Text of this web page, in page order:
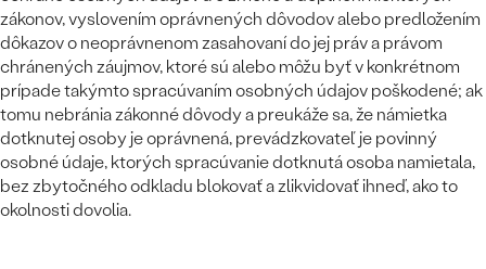
PODĽA TVARU DRAHOKAMU
NA MIERU
DIAMANTY
náušnice
PREZRIEŤ
Personalizované
prívesky
Najpredávanejšie
prstene
PREZRIEŤ
zákonov, vyslovením oprávnených dôvodov alebo predložením
dôkazov o neoprávnenom zasahovaní do jej práv a právom
chránených záujmov, ktoré sú alebo môžu byť v konkrétnom
prípade takýmto spracúvaním osobných údajov poškodené; ak
tomu nebránia zákonné dôvody a preukáže sa, že námietka
dotknutej osoby je oprávnená, prevádzkovateľ je povinný
osobné údaje, ktorých spracúvanie dotknutá osoba namietala,
bez zbytočného odkladu blokovať a zlikvidovať ihneď, ako to
okolnosti dovolia.